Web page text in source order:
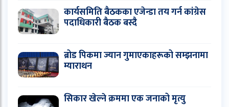
कार्यसमिति बैठकका एजेन्डा तय गर्न कांग्रेस
पदाधिकारी बैठक बस्दै
ब्रोड पिकमा ज्यान गुमाएकाहरूको सम्झनामा
म्याराथन
सिकार खेल्ने क्रममा एक जनाको मृत्यु